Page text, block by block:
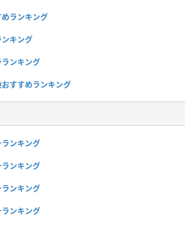
ランキング
キング
ンキング
すすめランキング
ンキング
ンキング
ンキング
ンキング